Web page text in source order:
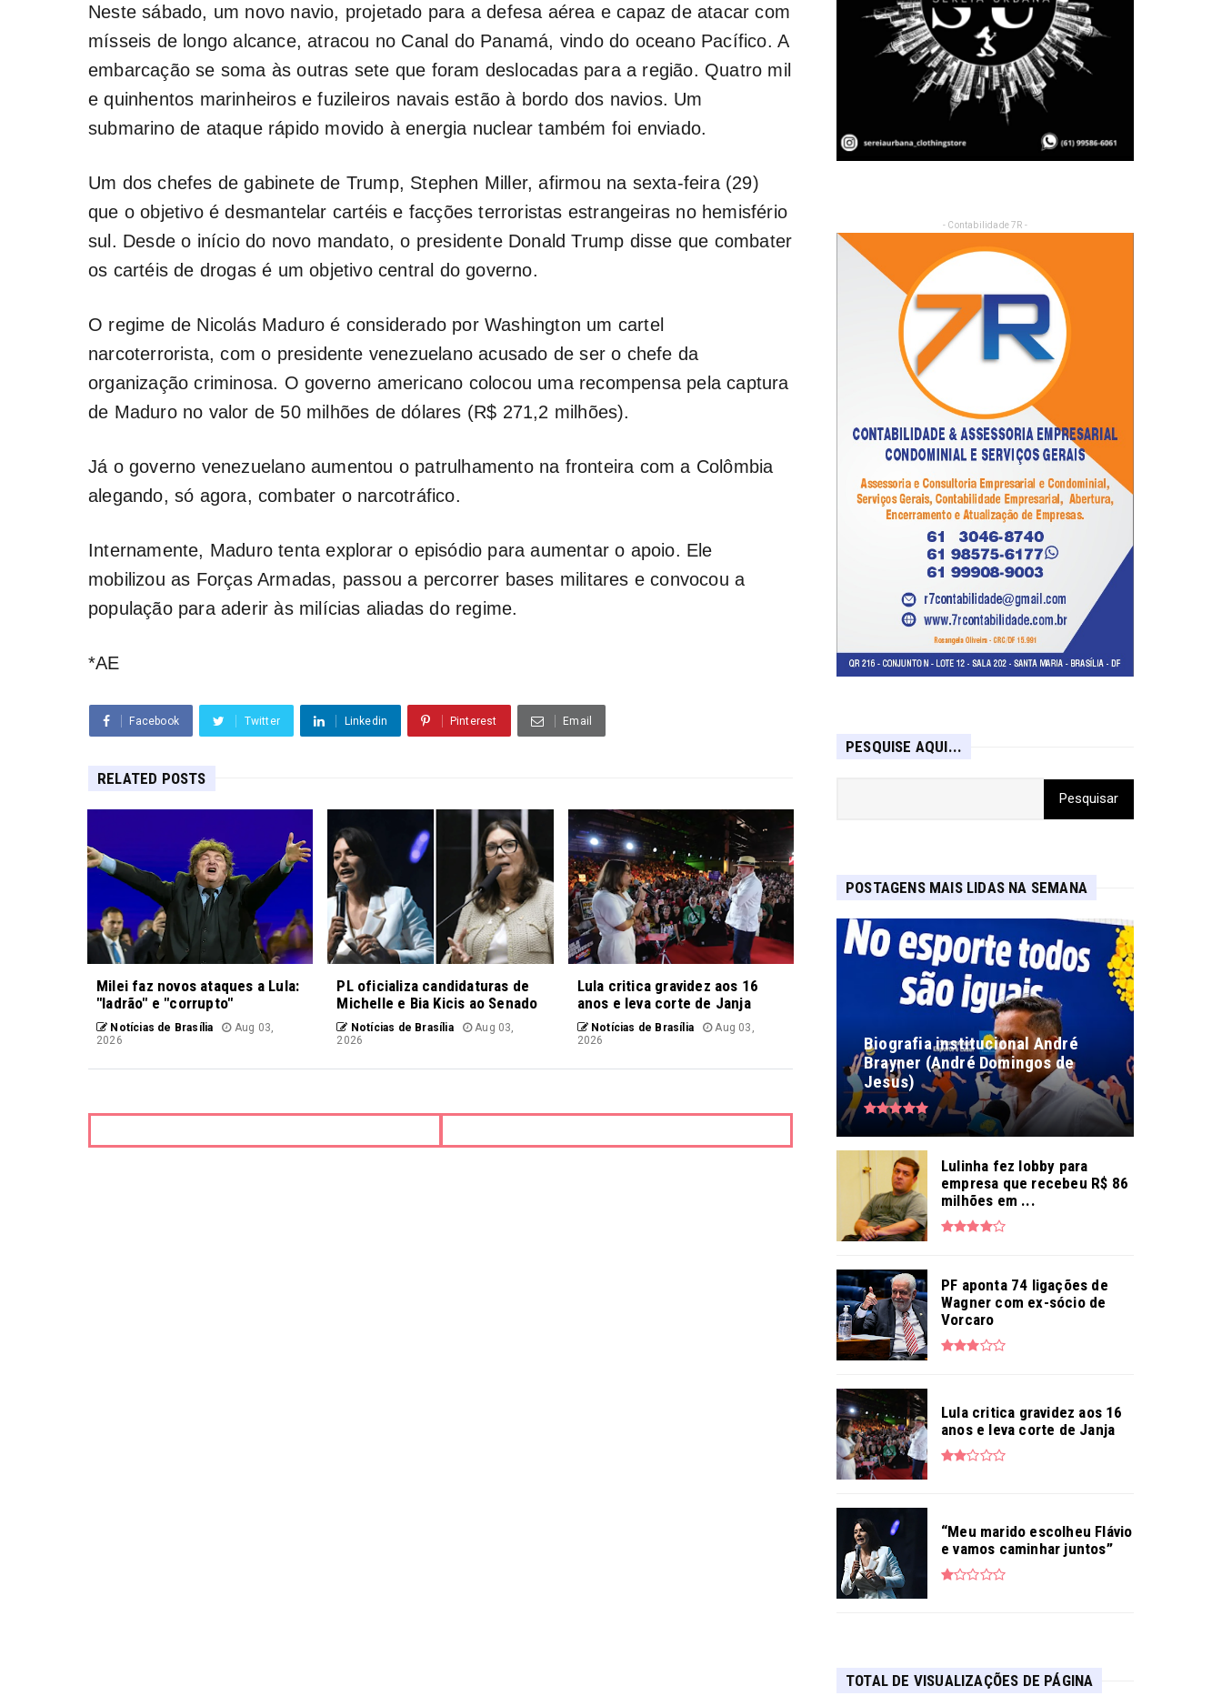
Neste sábado, um novo navio, projetado para a defesa aérea e capaz de atacar com
mísseis de longo alcance, atracou no Canal do Panamá, vindo do oceano Pacífico. A
embarcação se soma às outras sete que foram deslocadas para a região. Quatro mil
e quinhentos marinheiros e fuzileiros navais estão à bordo dos navios. Um
submarino de ataque rápido movido à energia nuclear também foi enviado.
Um dos chefes de gabinete de Trump, Stephen Miller, afirmou na sexta-feira (29)
que o objetivo é desmantelar cartéis e facções terroristas estrangeiras no hemisfério
sul. Desde o início do novo mandato, o presidente Donald Trump disse que combater
os cartéis de drogas é um objetivo central do governo.
O regime de Nicolás Maduro é considerado por Washington um cartel
narcoterrorista, com o presidente venezuelano acusado de ser o chefe da
organização criminosa. O governo americano colocou uma recompensa pela captura
de Maduro no valor de 50 milhões de dólares (R$ 271,2 milhões).
Já o governo venezuelano aumentou o patrulhamento na fronteira com a Colômbia
alegando, só agora, combater o narcotráfico.
Internamente, Maduro tenta explorar o episódio para aumentar o apoio. Ele
mobilizou as Forças Armadas, passou a percorrer bases militares e convocou a
população para aderir às milícias aliadas do regime.
*AE
Facebook Twitter Linkedin Pinterest Email
RELATED POSTS
Milei faz novos ataques a Lula:
"ladrão" e "corrupto"
Notícias de Brasília
Aug 03,
2026
PL oficializa candidaturas de
Michelle e Bia Kicis ao Senado
Notícias de Brasília
Aug 03,
2026
Lula critica gravidez aos 16
anos e leva corte de Janja
Notícias de Brasília
Aug 03,
2026
- Contabilidade 7R -
PESQUISE AQUI...
POSTAGENS MAIS LIDAS NA SEMANA
Biografia institucional André
Brayner (André Domingos de
Jesus)
Lulinha fez lobby para
empresa que recebeu R$ 86
milhões em ...
PF aponta 74 ligações de
Wagner com ex-sócio de
Vorcaro
Lula critica gravidez aos 16
anos e leva corte de Janja
“Meu marido escolheu Flávio
e vamos caminhar juntos”
TOTAL DE VISUALIZAÇÕES DE PÁGINA